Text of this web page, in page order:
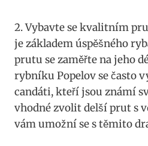
2. Vybavte se kvalitním
je základem úspěšného
prutu se zaměřte na jeho
rybníku Popelov se často
candáti, kteří jsou známí
vhodné zvolit delší prut s
vám umožní se s těmito